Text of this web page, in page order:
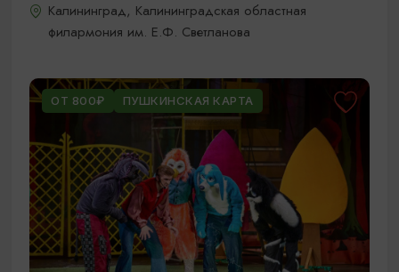
Калининград, Калининградская областная
филармония им. Е.Ф. Светланова
ОТ 800₽ ПУШКИНСКАЯ КАРТА